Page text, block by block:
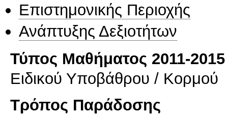
Επιστημονικής Περιοχής
Ανάπτυξης Δεξιοτήτων
Τύπος Μαθήματος 2011-2015
Ειδικού Υποβάθρου / Κορμού
Τρόπος Παράδοσης